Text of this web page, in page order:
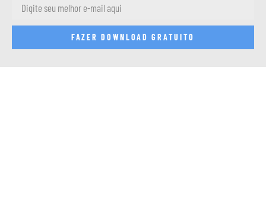
FAZER DOWNLOAD GRATUITO